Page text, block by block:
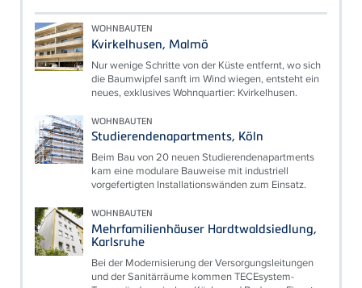
WOHNBAUTEN
Kvirkelhusen, Malmö
Nur wenige Schritte von der Küste entfernt, wo sich
die Baumwipfel sanft im Wind wiegen, entsteht ein
neues, exklusives Wohnquartier: Kvirkelhusen.
WOHNBAUTEN
Studierendenapartments, Köln
Beim Bau von 20 neuen Studierendenapartments
kam eine modulare Bauweise mit industriell
vorgefertigten Installationswänden zum Einsatz.
WOHNBAUTEN
Mehrfamilienhäuser Hardtwaldsiedlung,
Karlsruhe
Bei der Modernisierung der Versorgungsleitungen
und der Sanitärräume kommen TECEsystem-